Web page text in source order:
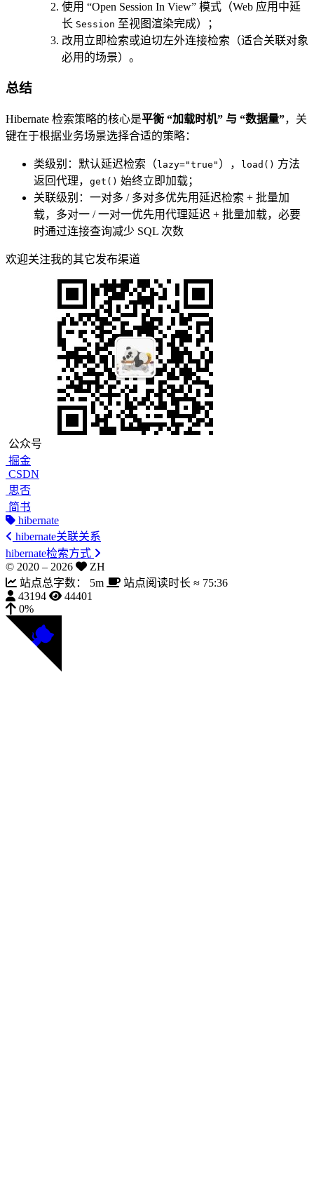
使用 “Open Session In View” 模式（Web 应用中延
长 Session 至视图渲染完成）；
改用立即检索或迫切左外连接检索（适合关联对象
必用的场景）。
总结
Hibernate 检索策略的核心是平衡 “加载时机” 与 “数据量”，关
键在于根据业务场景选择合适的策略：
类级别：默认延迟检索（ lazy="true" ）， load() 方法
返回代理， get() 始终立即加载；
关联级别：一对多 / 多对多优先用延迟检索 + 批量加
载，多对一 / 一对一优先用代理延迟 + 批量加载，必要
时通过连接查询减少 SQL 次数
欢迎关注我的其它发布渠道
公众号
掘金
CSDN
思否
简书
hibernate
hibernate关联关系
hibernate检索方式
© 2020 – 2026
ZH
站点总字数：
5m 站点阅读时长 ≈ 75:36
43194
44401
0%